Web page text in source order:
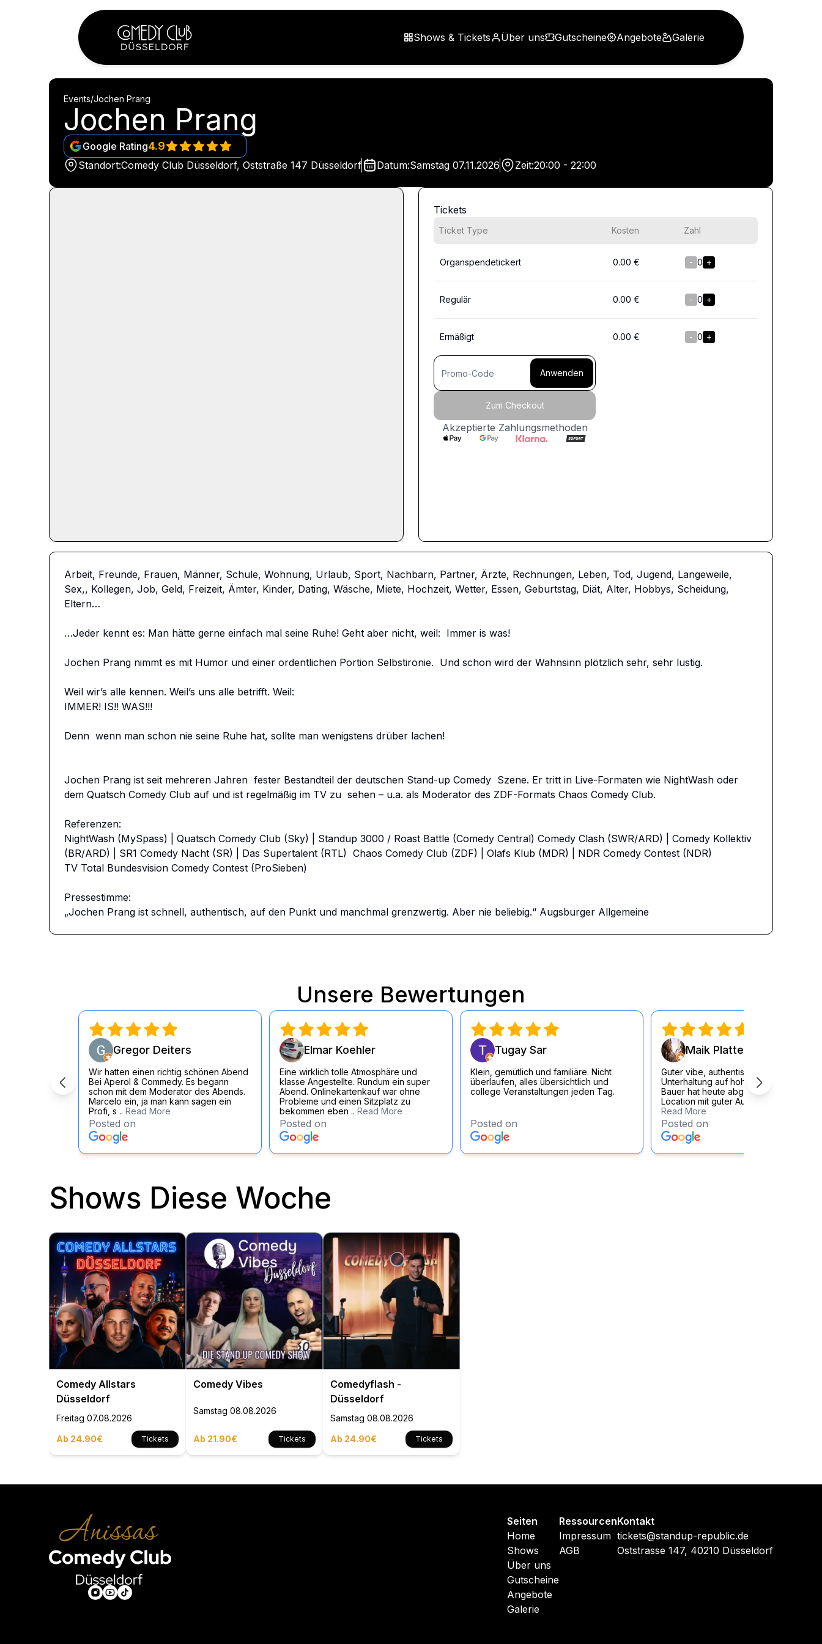
Shows & Tickets Über uns Gutscheine Angebote Galerie
Events/Jochen Prang
Jochen Prang
Google Rating4.9
Standort:Comedy Club Düsseldorf, Oststraße 147 Düsseldorf Datum:Samstag 07.11.2026 Zeit:20:00 - 22:00
Tickets
Ticket Type Kosten Zahl
Organspendetickert 0.00 € - 0 +
Regulär 0.00 € - 0 +
Ermäßigt 0.00 € - 0 +
Anwenden
Zum Checkout
Akzeptierte Zahlungsmethoden
Arbeit, Freunde, Frauen, Männer, Schule, Wohnung, Urlaub, Sport, Nachbarn, Partner, Ärzte, Rechnungen, Leben, Tod, Jugend, Langeweile,
Sex,, Kollegen, Job, Geld, Freizeit, Ämter, Kinder, Dating, Wäsche, Miete, Hochzeit, Wetter, Essen, Geburtstag, Diät, Alter, Hobbys, Scheidung,
Eltern…
…Jeder kennt es: Man hätte gerne einfach mal seine Ruhe! Geht aber nicht, weil:  Immer is was!
Jochen Prang nimmt es mit Humor und einer ordentlichen Portion Selbstironie.  Und schon wird der Wahnsinn plötzlich sehr, sehr lustig.
Weil wir’s alle kennen. Weil’s uns alle betrifft. Weil:
IMMER! IS!! WAS!!!
Denn  wenn man schon nie seine Ruhe hat, sollte man wenigstens drüber lachen!
Jochen Prang ist seit mehreren Jahren  fester Bestandteil der deutschen Stand-up Comedy  Szene. Er tritt in Live-Formaten wie NightWash oder
dem Quatsch Comedy Club auf und ist regelmäßig im TV zu  sehen – u.a. als Moderator des ZDF-Formats Chaos Comedy Club.
Referenzen:
NightWash (MySpass) | Quatsch Comedy Club (Sky) | Standup 3000 / Roast Battle (Comedy Central) Comedy Clash (SWR/ARD) | Comedy Kollektiv
(BR/ARD) | SR1 Comedy Nacht (SR) | Das Supertalent (RTL)  Chaos Comedy Club (ZDF) | Olafs Klub (MDR) | NDR Comedy Contest (NDR)
TV Total Bundesvision Comedy Contest (ProSieben)
Pressestimme:
Unsere Bewertungen
Gregor Deiters
Wir hatten einen richtig schönen Abend
Bei Aperol & Commedy. Es begann
schon mit dem Moderator des Abends.
Marcelo ein, ja man kann sagen ein
Profi, s .. Read More
Posted on
Elmar Koehler
Eine wirklich tolle Atmosphäre und
klasse Angestellte. Rundum ein super
Abend. Onlinekartenkauf war ohne
Probleme und einen Sitzplatz zu
bekommen eben .. Read More
Posted on
Tugay Sar
Klein, gemütlich und familiäre. Nicht
überlaufen, alles übersichtlich und
college Veranstaltungen jeden Tag.
Posted on
Maik Platte
Guter vibe, authentischer Rahmen -
Unterhaltung auf hohem Niveau. Tony
Bauer hat heute abgerissen auf locker.
Location mit guter Audio & Lichttechnik ..
Read More
Posted on
Shows Diese Woche
Comedy Allstars
Düsseldorf
Freitag 07.08.2026
Ab 24.90€
Tickets
Comedy Vibes
Samstag 08.08.2026
Ab 21.90€ Tickets
Comedyflash -
Düsseldorf
Samstag 08.08.2026
Ab 24.90€
Tickets
Seiten
Home
Shows
Über uns
Gutscheine
Angebote
Galerie
Ressourcen
Impressum
AGB
Kontakt
tickets@standup-republic.de
Oststrasse 147, 40210 Düsseldorf